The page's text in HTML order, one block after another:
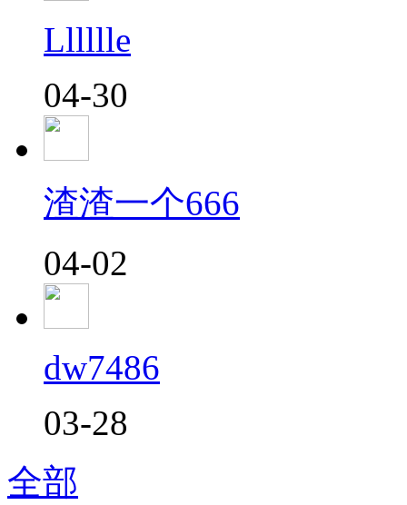
Lllllle
04-30
渣渣一个666
04-02
dw7486
03-28
全部